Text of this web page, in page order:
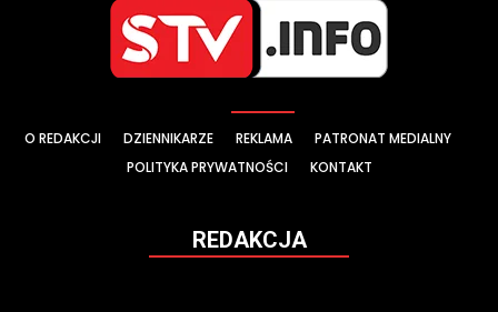
O REDAKCJI DZIENNIKARZE REKLAMA
PATRONAT MEDIALNY
POLITYKA PRYWATNOŚCI
KONTAKT
REDAKCJA